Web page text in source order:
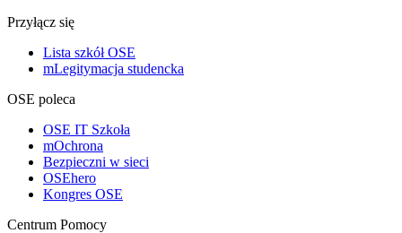
Przyłącz się
Lista szkół OSE
mLegitymacja studencka
OSE poleca
OSE IT Szkoła
mOchrona
Bezpieczni w sieci
OSEhero
Kongres OSE
Centrum Pomocy